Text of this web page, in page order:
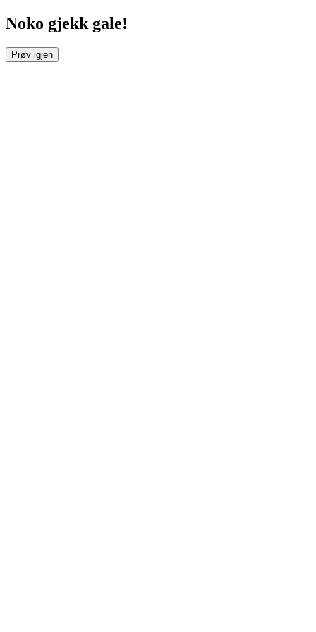
Noko gjekk gale!
Prøv igjen